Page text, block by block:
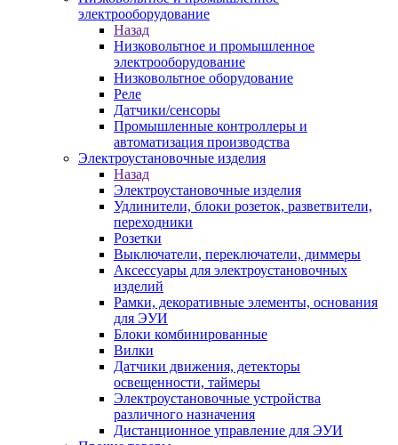
электрооборудование
Назад
Низковольтное и промышленное
электрооборудование
Низковольтное оборудование
Реле
Датчики/сенсоры
Промышленные контроллеры и
автоматизация производства
Электроустановочные изделия
Назад
Электроустановочные изделия
Удлинители, блоки розеток, разветвители,
переходники
Розетки
Выключатели, переключатели, диммеры
Аксессуары для электроустановочных
изделий
Рамки, декоративные элементы, основания
для ЭУИ
Блоки комбинированные
Вилки
Датчики движения, детекторы
освещенности, таймеры
Электроустановочные устройства
различного назначения
Дистанционное управление для ЭУИ